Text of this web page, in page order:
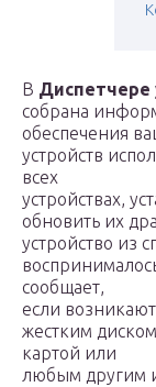
В Диспетчере
собрана
обеспечения
устройств
всех
устройствах,
обновить их
устройство из
сообщает,
если
жестким
картой или
любым другим